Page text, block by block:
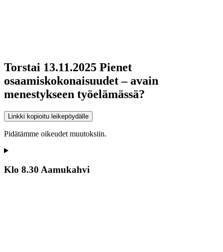
Torstai 13.11.2025 Pienet
osaamiskokonaisuudet – avain
menestykseen työelämässä?
Linkki kopioitu leikepöydälle
Pidätämme oikeudet muutoksiin.
Klo 8.30 Aamukahvi